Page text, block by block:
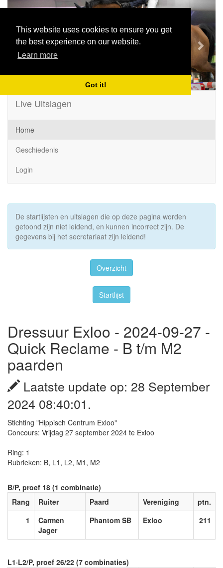
This website uses cookies to ensure you get
the best experience on our website.
Learn more
Got it!
Previous Next
Live Uitslagen
Home
Geschiedenis
Login
De startlijsten en uitslagen die op deze pagina worden
getoond zijn niet leidend, en kunnen incorrect zijn. De
gegevens bij het secretariaat zijn leidend!
Overzicht
Startlijst
Dressuur Exloo - 2024-09-27 -
Quick Reclame - B t/m M2
paarden
Laatste update op: 28 September
2024 08:40:01.
Stichting "Hippisch Centrum Exloo"
Concours: Vrijdag 27 september 2024 te Exloo
Ring: 1
Rubrieken: B, L1, L2, M1, M2
B/P, proef 18 (1 combinatie)
Rang
Ruiter Paard Vereniging
ptn.
1
Carmen
Jager
Phantom SB Exloo 211
L1·L2/P, proef 26/22 (7 combinaties)